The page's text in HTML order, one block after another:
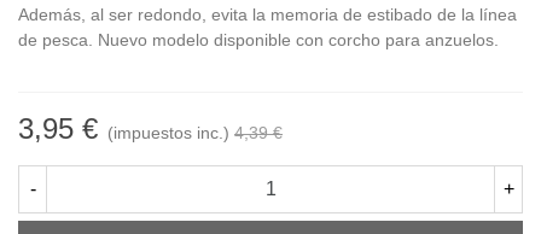
Además, al ser redondo, evita la memoria de estibado de la línea
de pesca. Nuevo modelo disponible con corcho para anzuelos.
3,95 € (impuestos inc.) 4,39 €
- +